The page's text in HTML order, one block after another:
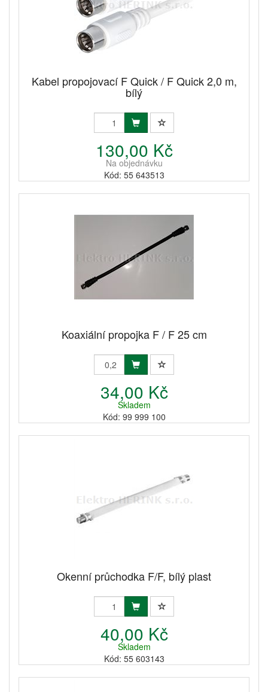
Kabel propojovací F Quick / F Quick 2,0 m,
bílý
130,00 Kč
Na objednávku
Kód: 55 643513
Koaxiální propojka F / F 25 cm
34,00 Kč
Skladem
Kód: 99 999 100
Okenní průchodka F/F, bílý plast
40,00 Kč
Skladem
Kód: 55 603143